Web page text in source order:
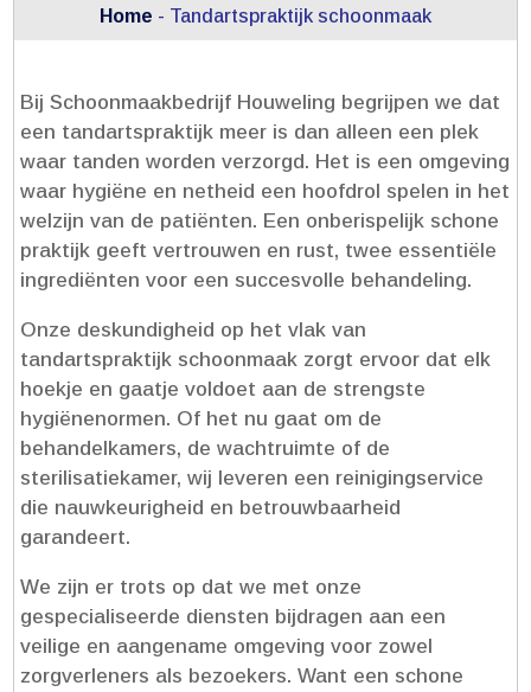
Home - Tandartspraktijk schoonmaak
Bij Schoonmaakbedrijf Houweling begrijpen we dat
een tandartspraktijk meer is dan alleen een plek
waar tanden worden verzorgd.​ Het is een omgeving
waar hygiëne en netheid een hoofdrol spelen in het
welzijn van de patiënten.​ Een onberispelijk schone
praktijk geeft vertrouwen en rust, twee essentiële
ingrediënten voor een succesvolle behandeling.​
Onze deskundigheid op het vlak van
tandartspraktijk schoonmaak zorgt ervoor dat elk
hoekje en gaatje voldoet aan de strengste
hygiënenormen.​ Of het nu gaat om de
behandelkamers, de wachtruimte of de
sterilisatiekamer, wij leveren een reinigingservice
die nauwkeurigheid en betrouwbaarheid
garandeert.​
We zijn er trots op dat we met onze
gespecialiseerde diensten bijdragen aan een
veilige en aangename omgeving voor zowel
zorgverleners als bezoekers.​ Want een schone